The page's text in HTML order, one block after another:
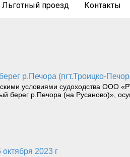
Льготный проезд Контакты
р.Печора (пгт.Троицко-
условиями судоходства ООО
берег р.Печора (на Русаново)»,
2023 г